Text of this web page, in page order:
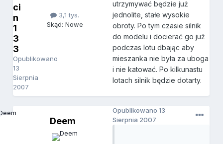
ci
n
1
3
3
Opublikowano
13
Sierpnia
2007
3,1 tys.
Skąd: Nowe
utrzymywać będzie już
jednolite, stałe wysokie
obroty. Po tym czasie silnik
do modelu i docierać go już
podczas lotu dbając aby
mieszanka nie była za uboga
i nie katować. Po kilkunastu
lotach silnik będzie dotarty.
Deem
Opublikowano13
Sierpnia 2007